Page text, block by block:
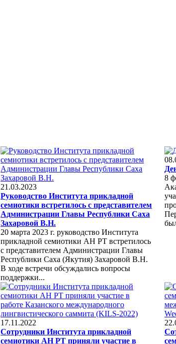
21.03.2023
Руководство Института прикладной
семиотики встретилось с представителем
Администрации Главы Республики Саха
Захаровой В.Н.
20 марта 2023 г. руководство Института
прикладной семиотики АН РТ встретилось
с представителем Администрации Главы
Республики Саха (Якутия) Захаровой В.Н.
В ходе встречи обсуждались вопросы
поддержки...
8
17.11.2022
Сотрудники Института прикладной
семиотики АН РТ приняли участие в